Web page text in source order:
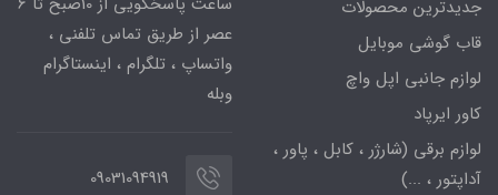
جدیدترین محصولات
قاب گوشی موبایل
لوازم جانبی اپل واچ
کاور ایرپاد
لوازم برقی (شارژر ، کابل ، پاور ،
آداپتور ، ...)
عصر از طریق تماس تلفنی ،
واتساپ ، تلگرام ، اینستاگرام
وبله
09031094919